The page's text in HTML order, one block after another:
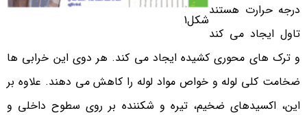
شکل1
درجه حرارت هستند
تاول ایجاد می کند
و ترک های محوری کشیده ایجاد می کند. هر دوی این خرابی ها
ضخامت کلی لوله و خواص مواد لوله را کاهش می دهند. علاوه بر
این، اکسیدهای ضخیم، تیره و شکننده بر روی سطوح داخلی و